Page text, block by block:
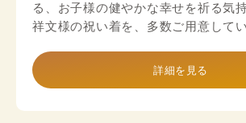
る、お子様の健やかな幸せを祈る気
祥文様の祝い着を、多数ご用意してい
詳細を見る